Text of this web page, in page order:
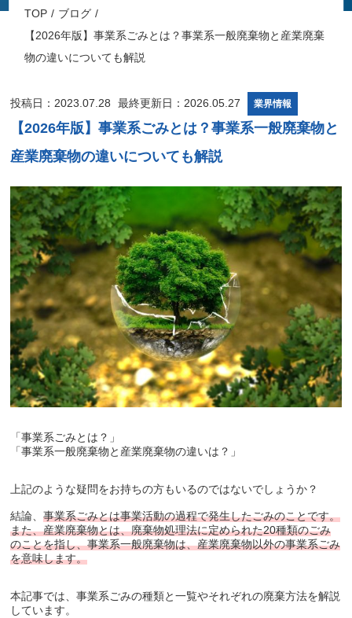
TOP
ブログ
【2026年版】事業系ごみとは？事業系一般廃棄物と産業廃棄
物の違いについても解説
投稿日：2023.07.28 最終更新日：2026.05.27 業界情報
【2026年版】事業系ごみとは？事業系一般廃棄物と
産業廃棄物の違いについても解説
「事業系ごみとは？」
「事業系一般廃棄物と産業廃棄物の違いは？」
上記のような疑問をお持ちの方もいるのではないでしょうか？
結論、事業系ごみとは事業活動の過程で発生したごみのことです。
また、産業廃棄物とは、廃棄物処理法に定められた20種類のごみ
のことを指し、事業系一般廃棄物は、産業廃棄物以外の事業系ごみ
を意味します。
本記事では、事業系ごみの種類と一覧やそれぞれの廃棄方法を解説
しています。